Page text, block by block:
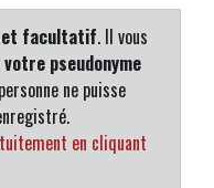
facultatif. Il vous
pseudonyme
ne puisse
en cliquant